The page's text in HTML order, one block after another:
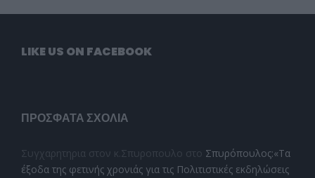
LIKE US ON FACEBOOK
ΠΡΌΣΦΑΤΑ ΣΧΌΛΙΑ
Συγχαρητηρια στον κ.Σπυροπουλο στο Σπυρόπουλος:«Τα
έξοδα της φετινής χρονιάς για τις Πολιτιστικές εκδηλώσεις